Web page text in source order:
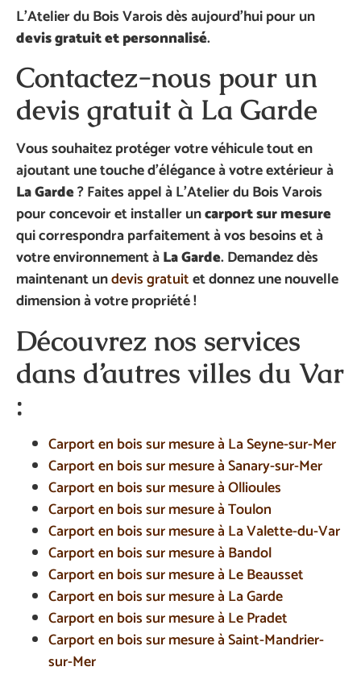
L’Atelier du Bois Varois dès aujourd’hui pour un
devis gratuit et personnalisé.
Contactez-nous pour un
devis gratuit à La Garde
Vous souhaitez protéger votre véhicule tout en
ajoutant une touche d’élégance à votre extérieur à
La Garde? Faites appel à L’Atelier du Bois Varois
pour concevoir et installer uncarport sur mesure
qui correspondra parfaitement à vos besoins et à
votre environnement àLa Garde. Demandez dès
maintenant undevis gratuitet donnez une nouvelle
dimension à votre propriété !
Découvrez nos services
dans d’autres villes du Var
:
Carport en bois sur mesure à La Seyne-sur-Mer
Carport en bois sur mesure à Sanary-sur-Mer
Carport en bois sur mesure à Ollioules
Carport en bois sur mesure à Toulon
Carport en bois sur mesure à La Valette-du-Var
Carport en bois sur mesure à Bandol
Carport en bois sur mesure à Le Beausset
Carport en bois sur mesure à La Garde
Carport en bois sur mesure à Le Pradet
Carport en bois sur mesure à Saint-Mandrier-
sur-Mer